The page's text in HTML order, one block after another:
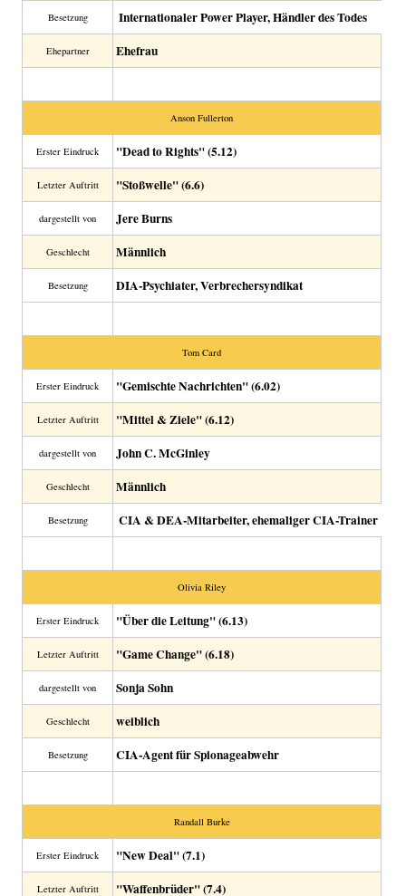
Besetzung Internationaler Power Player, Händler des Todes
Ehepartner Ehefrau
Anson Fullerton
Erster Eindruck "Dead to Rights" (5.12)
Letzter Auftritt "Stoßwelle" (6.6)
dargestellt von Jere Burns
Geschlecht Männlich
Besetzung DIA-Psychiater, Verbrechersyndikat
Tom Card
Erster Eindruck "Gemischte Nachrichten" (6.02)
Letzter Auftritt "Mittel & Ziele" (6.12)
dargestellt von John C. McGinley
Geschlecht Männlich
Besetzung CIA & DEA-Mitarbeiter, ehemaliger CIA-Trainer
Olivia Riley
Erster Eindruck "Über die Leitung" (6.13)
Letzter Auftritt "Game Change" (6.18)
dargestellt von Sonja Sohn
Geschlecht weiblich
Besetzung CIA-Agent für Spionageabwehr
Randall Burke
Erster Eindruck "New Deal" (7.1)
Letzter Auftritt "Waffenbrüder" (7.4)